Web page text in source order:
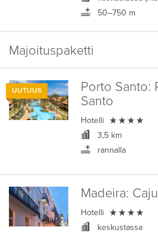
50–750 m
Majoituspaketti
UUTUUS Porto Santo:
Santo
Hotelli 
3,5 km
rannalla
Madeira:
Hotelli 
keskustassa